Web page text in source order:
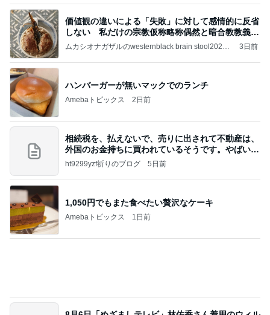
価値観の違いによる「失敗」に対して感情的に反省
しない 私だけの宗教仮称略称偶然と暗合教教義候
補
ムカシオナガザルのwesternblack brain stool2024
ガザル
3日前
ハンバーガーが無いマックでのランチ
Amebaトピックス 2日前
相続税を、払えないで、売りに出されて不動産は、
外国のお金持ちに買われているそうです。やばいで
すよ
ht9299yzf祈りのブログ 5日前
1,050円でもまた食べたい贅沢なケーキ
Amebaトピックス 1日前